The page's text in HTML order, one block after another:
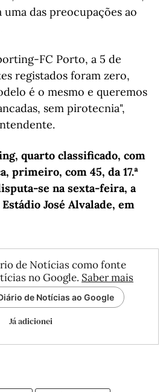
uma das preocupações ao
FC Porto, a 5 de
registados foram zero,
é o mesmo e queremos
sem pirotecnia",
quarto classificado, com
primeiro, com 45, da 17.ª
se na sexta-feira, a
José Alvalade, em
de Notícias como fonte
no Google. Saber mais
de Notícias ao Google
Já adicionei